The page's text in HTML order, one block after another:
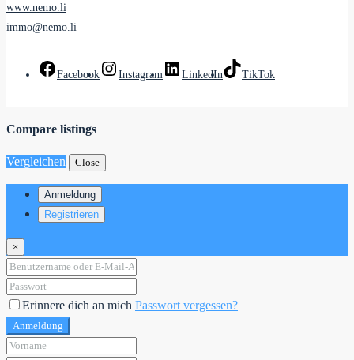
www.nemo.li
immo@nemo.li
Facebook Instagram LinkedIn TikTok
Compare listings
Vergleichen Close
Anmeldung
Registrieren
×
Erinnere dich an mich Passwort vergessen?
Anmeldung